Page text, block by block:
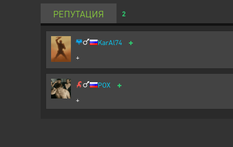
РЕПУТАЦИЯ 2
KarAl74 +
+
POX +
+